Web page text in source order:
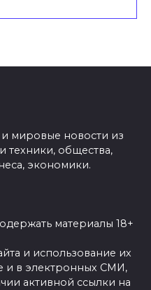
мировые новости из
техники, общества,
экономики.
материалы 18+
и использование их
и в электронных СМИ,
активной ссылки на